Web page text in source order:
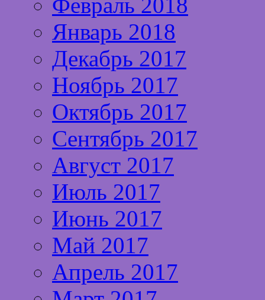
Январь 2018
Декабрь 2017
Ноябрь 2017
Октябрь 2017
Сентябрь 2017
Август 2017
Июль 2017
Июнь 2017
Май 2017
Апрель 2017